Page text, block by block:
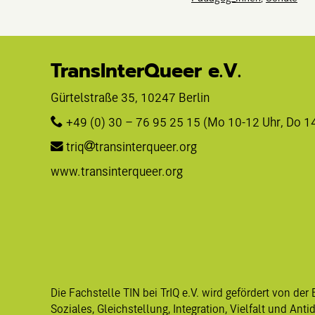
TransInterQueer e.V.
Gürtelstraße 35, 10247 Berlin
+49 (0) 30 – 76 95 25 15 (Mo 10-12 Uhr, Do
triq
transinterqueer.org
www.transinterqueer.org
Die Fachstelle TIN bei TrIQ e.V. wird gefördert von
Soziales, Gleichstellung, Integration, Vielfalt und